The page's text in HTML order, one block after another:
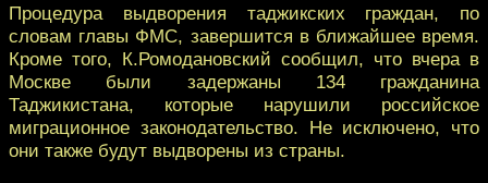
Процедура выдворения таджикских граждан, по
словам главы ФМС, завершится в ближайшее время.
Кроме того, К.Ромодановский сообщил, что вчера в
Москве были задержаны 134 гражданина
Таджикистана, которые нарушили российское
миграционное законодательство. Не исключено, что
они также будут выдворены из страны.